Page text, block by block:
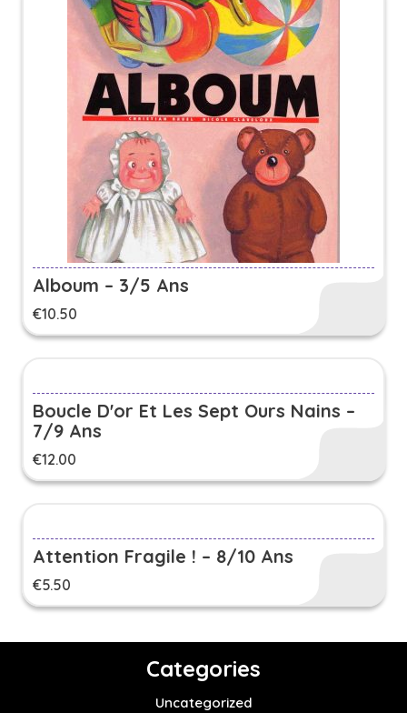
Alboum – 3/5 Ans
€10.50
Boucle D'or Et Les Sept Ours Nains –
7/9 Ans
€12.00
Attention Fragile ! – 8/10 Ans
€5.50
Categories
Uncategorized